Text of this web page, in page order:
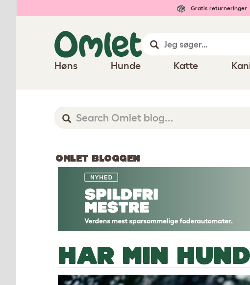
Gratis returneringer
Høns Hunde Katte
OMLET BLOGGEN
HAR MIN